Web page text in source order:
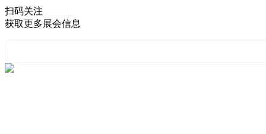
扫码关注
获取更多展会信息